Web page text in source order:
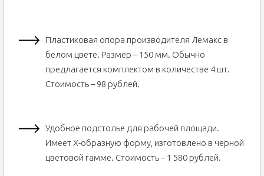
Пластиковая опора производителя Лемакс в
белом цвете. Размер – 150 мм. Обычно
предлагается комплектом в количестве 4 шт.
Стоимость – 98 рублей.
Удобное подстолье для рабочей площади.
Имеет Х-образную форму, изготовлено в черной
цветовой гамме. Стоимость – 1 580 рублей.